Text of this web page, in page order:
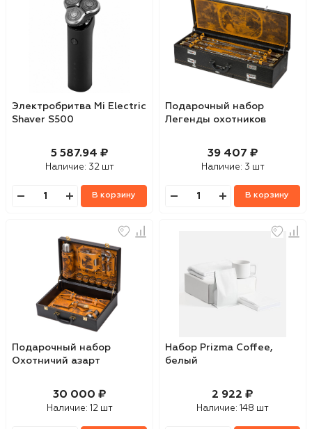
Электробритва Mi Electric
Shaver S500
5 587.94 ₽
Наличие: 32 шт
В корзину
Подарочный набор
Легенды охотников
39 407 ₽
Наличие: 3 шт
В корзину
Подарочный набор
Охотничий азарт
30 000 ₽
Наличие: 12 шт
Набор Prizma Coffee,
белый
2 922 ₽
Наличие: 148 шт